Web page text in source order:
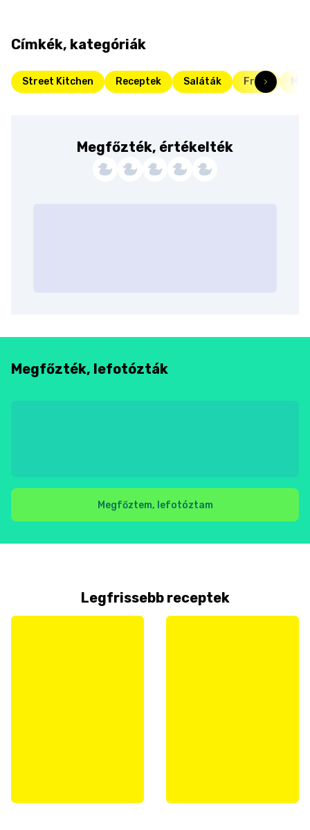
Címkék, kategóriák
Street Kitchen Receptek Saláták Friss
Megfőzték, értékelték
Megfőzték, lefotózták
Megfőztem, lefotóztam
Legfrissebb receptek